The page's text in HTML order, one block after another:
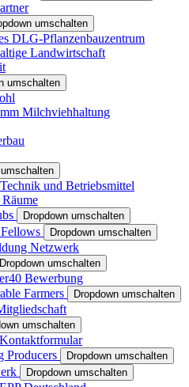
umschalten
DLG-Pflanzenbauzentrum
Landwirtschaft
umschalten
Milchviehhaltung
und Betriebsmittel
Dropdown umschalten
Dropdown umschalten
Netzwerk
Dropdown umschalten
Bewerbung
Farmers
Dropdown umschalten
umschalten
Kontaktformular
Producers
Dropdown umschalten
Dropdown umschalten